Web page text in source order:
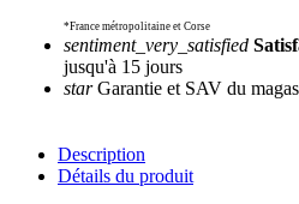
*France métropolitaine et Corse
sentiment_very_satisfied
jusqu'à 15 jours
starGarantie et SAV du
Description
Détails du produit